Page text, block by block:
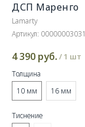
ДСП Маренго
Lamarty
Артикул: 00000003031
4 390 руб. /1 шт
Толщина
10 мм
16 мм
Тиснение